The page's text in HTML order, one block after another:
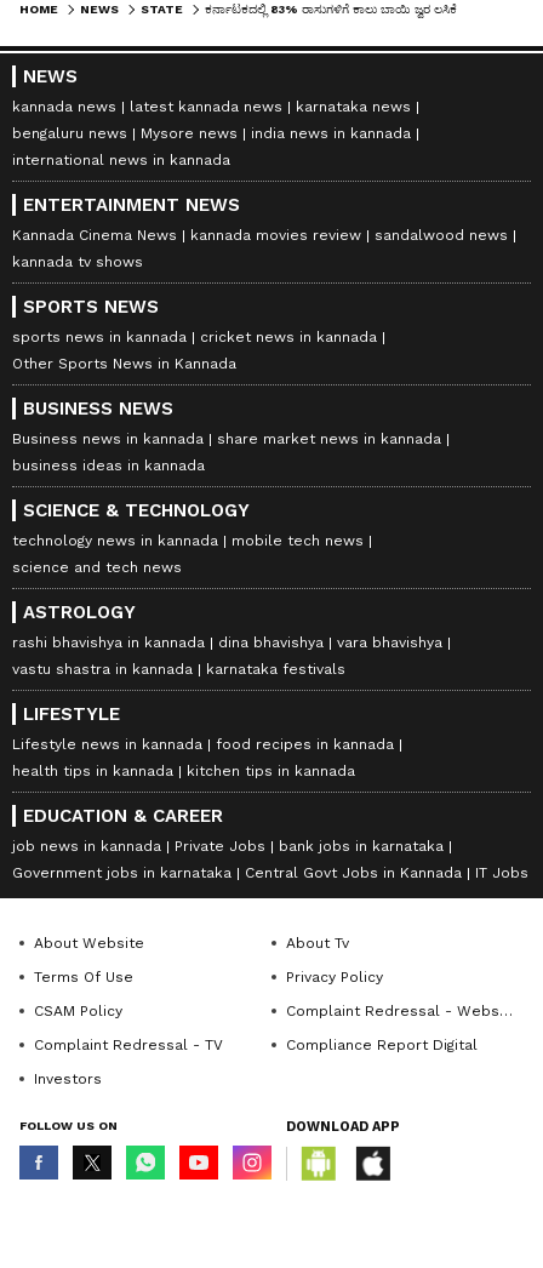
HOME NEWS STATE ಕರ್ನಾಟಕದಲ್ಲಿ 83% ರಾಸುಗಳಿಗೆ ಕಾಲು ಬಾಯಿ ಜ್ವರ ಲಸಿಕೆ
NEWS
kannada news latest kannada news
karnataka news
bengaluru news
Mysore news
india news in kannada
international news in kannada
ENTERTAINMENT NEWS
Kannada Cinema News kannada movies review
sandalwood news
kannada tv shows
SPORTS NEWS
sports news in kannada
cricket news in kannada
Other Sports News in Kannada
BUSINESS NEWS
Business news in kannada
share market news in kannada
business ideas in kannada
SCIENCE & TECHNOLOGY
technology news in kannada
mobile tech news
science and tech news
ASTROLOGY
rashi bhavishya in kannada dina bhavishya
vara bhavishya
vastu shastra in kannada
karnataka festivals
LIFESTYLE
Lifestyle news in kannada
food recipes in kannada
health tips in kannada
kitchen tips in kannada
EDUCATION & CAREER
job news in kannada Private Jobs
bank jobs in karnataka
Government jobs in karnataka
Central Govt Jobs in Kannada IT Jobs
About Website
About Tv
Terms Of Use
Privacy Policy
CSAM Policy
Complaint Redressal - Website
Complaint Redressal - TV
Compliance Report Digital
Investors
FOLLOW US ON DOWNLOAD APP